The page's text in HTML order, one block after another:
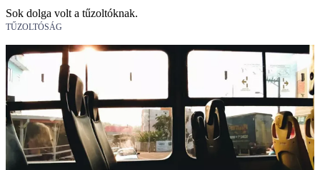
Sok dolga volt a tűzoltóknak.
TŰZOLTÓSÁG